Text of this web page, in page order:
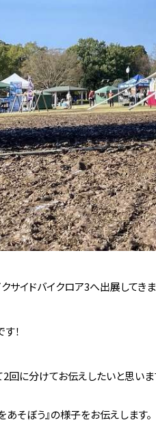
イドバイクロア3へ出展してきま
！
2回に分けてお伝えしたいと思い
あそぼう』の様子をお伝えします。